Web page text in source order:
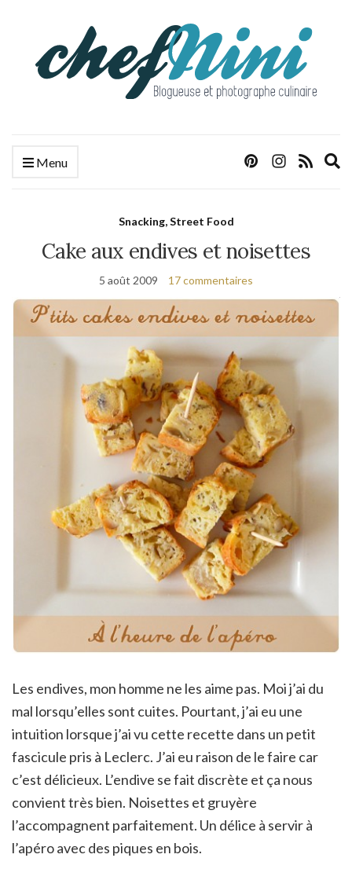
Menu
Snacking, Street Food
Cake aux endives et noisettes
5 août 2009 17 commentaires
Les endives, mon homme ne les aime pas. Moi j’ai du
mal lorsqu’elles sont cuites. Pourtant, j’ai eu une
intuition lorsque j’ai vu cette recette dans un petit
fascicule pris à Leclerc. J’ai eu raison de le faire car
c’est délicieux. L’endive se fait discrète et ça nous
convient très bien. Noisettes et gruyère
l’accompagnent parfaitement. Un délice à servir à
l’apéro avec des piques en bois.